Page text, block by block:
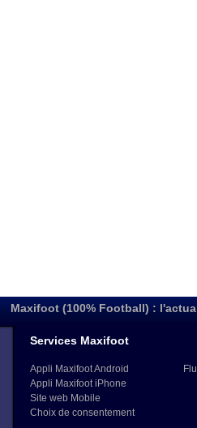
Maxifoot (100% Football) :
Services Maxifoot
Appli Maxifoot Android
Appli Maxifoot iPhone
Site web Mobile
Choix de consentement